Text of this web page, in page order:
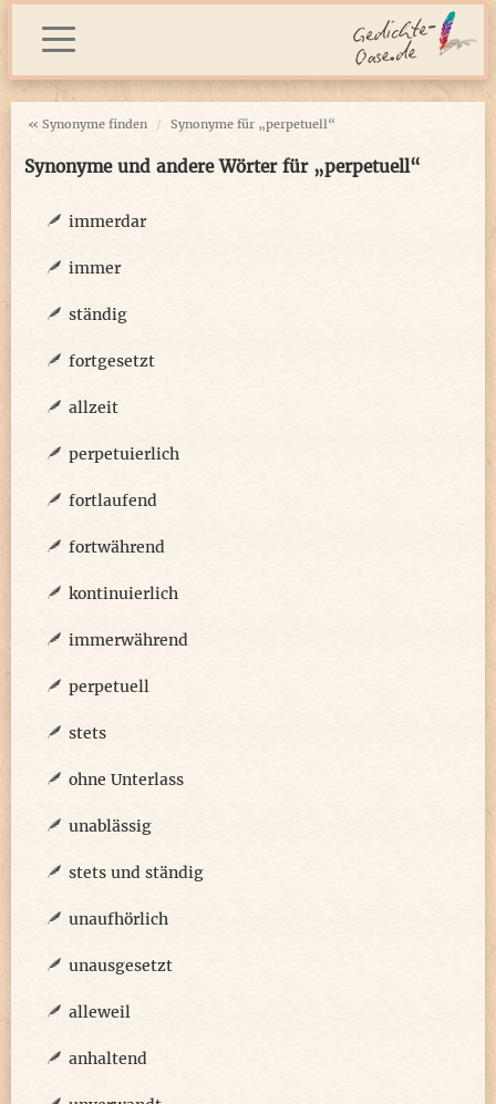
« Synonyme finden Synonyme für „perpetuell“
Synonyme und andere Wörter für „perpetuell“
immerdar
immer
ständig
fortgesetzt
allzeit
perpetuierlich
fortlaufend
fortwährend
kontinuierlich
immerwährend
perpetuell
stets
ohne Unterlass
unablässig
stets und ständig
unaufhörlich
unausgesetzt
alleweil
anhaltend